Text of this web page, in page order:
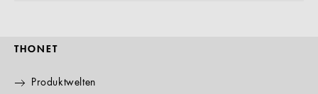
THONET
Produktwelten